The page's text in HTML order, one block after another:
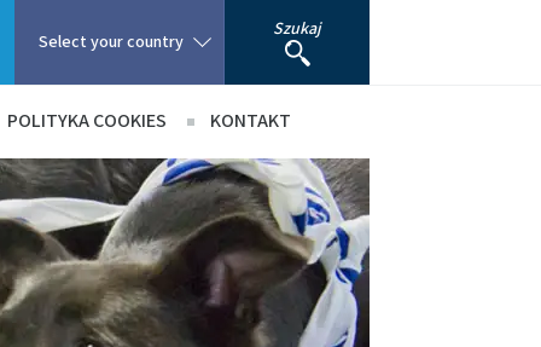
Select your country
Portugal
Romania
Szukaj
POLITYKA COOKIES KONTAKT